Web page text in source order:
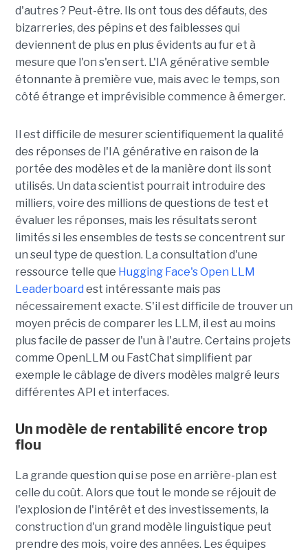
d'autres ? Peut-être. Ils ont tous des défauts, des
bizarreries, des pépins et des faiblesses qui
deviennent de plus en plus évidents au fur et à
mesure que l'on s'en sert. L'IA générative semble
étonnante à première vue, mais avec le temps, son
côté étrange et imprévisible commence à émerger.
Il est difficile de mesurer scientifiquement la qualité
des réponses de l'IA générative en raison de la
portée des modèles et de la manière dont ils sont
utilisés. Un data scientist pourrait introduire des
milliers, voire des millions de questions de test et
évaluer les réponses, mais les résultats seront
limités si les ensembles de tests se concentrent sur
un seul type de question. La consultation d'une
ressource telle que Hugging Face's Open LLM
Leaderboard est intéressante mais pas
nécessairement exacte. S'il est difficile de trouver un
moyen précis de comparer les LLM, il est au moins
plus facile de passer de l'un à l'autre. Certains projets
comme OpenLLM ou FastChat simplifient par
exemple le câblage de divers modèles malgré leurs
différentes API et interfaces.
Un modèle de rentabilité encore trop
flou
La grande question qui se pose en arrière-plan est
celle du coût. Alors que tout le monde se réjouit de
l'explosion de l'intérêt et des investissements, la
construction d'un grand modèle linguistique peut
prendre des mois, voire des années. Les équipes